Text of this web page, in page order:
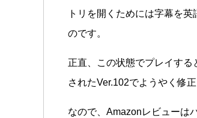
トリを開くためには字幕を
のです。
正直、この状態でプレイす
されたVer.102でようやく修
なので、Amazonレビューは